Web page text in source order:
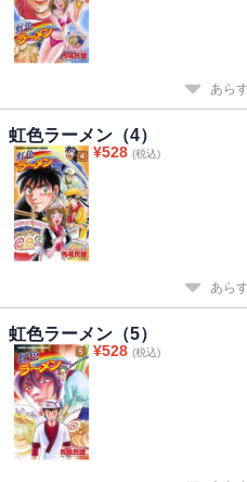
あら
虹色ラーメン（4）
¥528 (税込)
あら
虹色ラーメン（5）
¥528 (税込)